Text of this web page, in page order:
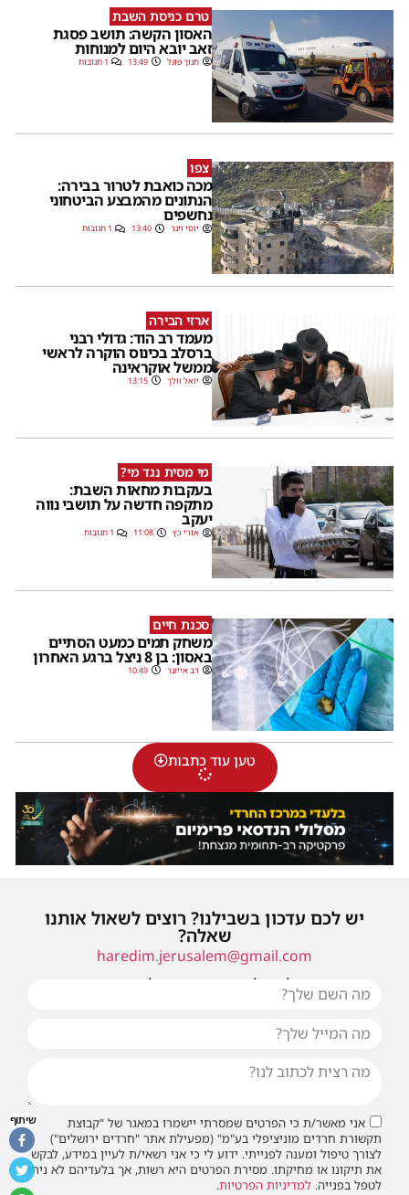
טרם כניסת השבת
האסון הקשה: תושב פסגת
זאב יובא היום למנוחות
חנוך פוגל 13:49 1 תגובות
צפו
מכה כואבת לטרור בבירה:
הנתונים מהמבצע הביטחוני
נחשפים
יוסי וינר 13:40 1 תגובות
ארזי הבירה
מעמד רב הוד: גדולי רבני
ברסלב בכינוס הוקרה לראשי
ממשל אוקראינה
יואל וולך 13:15
מי מסית נגד מי?
בעקבות מחאות השבת:
מתקפה חדשה על תושבי נווה
יעקב
אורי כץ 11:08 1 תגובות
סכנת חיים
משחק תמים כמעט הסתיים
באסון: בן 8 ניצל ברגע האחרון
דב אייזנר 10:49
טען עוד כתבות
יש לכם עדכון בשבילנו? רוצים לשאול אותנו
שאלה?
haredim.jerusalem@gmail.com
או שילחו אלינו פנייה ונחזור אליכם בהקדם
אני מאשר/ת כי הפרטים שמסרתי יישמרו במאגר של "קבוצת
תקשורת חרדים מוניציפלי בע"מ" (מפעילת אתר "חרדים ירושלים")
לצורך טיפול ומענה לפנייתי. ידוע לי כי אני רשאי/ת לעיין במידע, לבקש
את תיקונו או מחיקתו. מסירת הפרטים היא רשות, אך בלעדיהם לא ניתן
לטפל בפנייה. למדיניות הפרטיות.
שיתוף